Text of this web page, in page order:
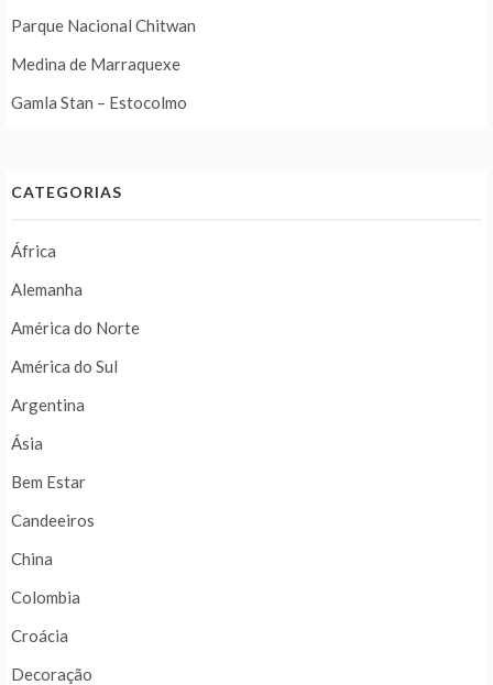
Parque Nacional Chitwan
Medina de Marraquexe
Gamla Stan – Estocolmo
CATEGORIAS
África
Alemanha
América do Norte
América do Sul
Argentina
Ásia
Bem Estar
Candeeiros
China
Colombia
Croácia
Decoração